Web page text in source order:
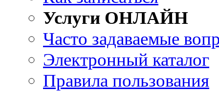
Услуги ОНЛАЙН
Часто задаваемые
Электронный каталог
Правила пользования